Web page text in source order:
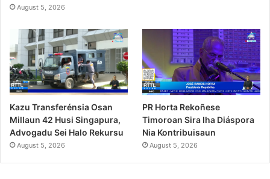
August 5, 2026
Kazu Transferénsia Osan
Millaun 42 Husi Singapura,
Advogadu Sei Halo Rekursu
August 5, 2026
PR Horta Rekoñese
Timoroan Sira Iha Diáspora
Nia Kontribuisaun
August 5, 2026